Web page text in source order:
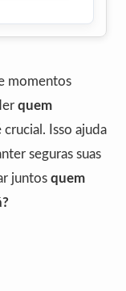
momentos
quem
crucial. Isso ajuda
seguras suas
juntos quem